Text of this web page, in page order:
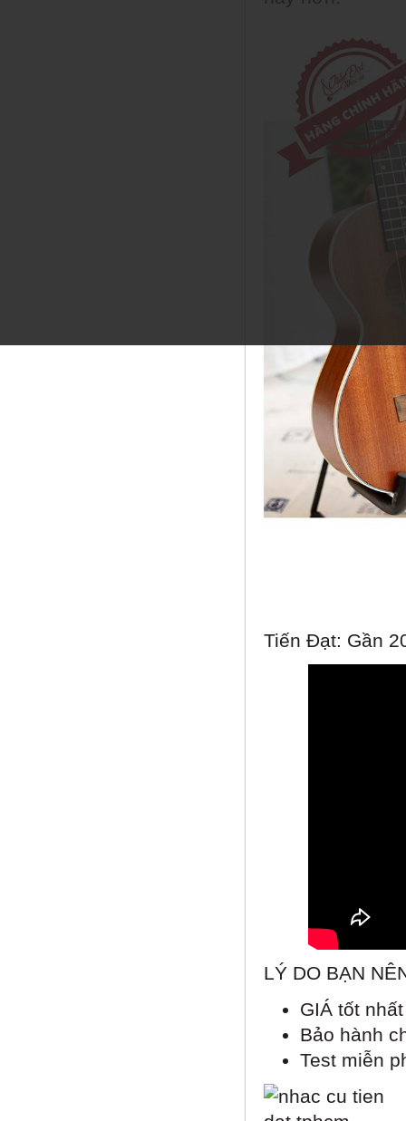
Tiến Đạt: Gần
LÝ DO BẠN
GIÁ tốt
Bảo hành
Test miễn